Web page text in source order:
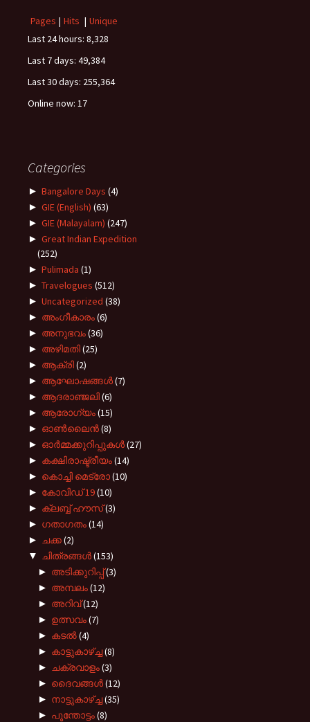
Pages | Hits | Unique
Last 24 hours: 8,328
Last 7 days: 49,384
Last 30 days: 255,364
Online now: 17
Categories
► Bangalore Days (4)
► GIE (English) (63)
► GIE (Malayalam) (247)
► Great Indian Expedition
(252)
► Pulimada (1)
► Travelogues (512)
► Uncategorized (38)
► അംഗീകാരം(6)
► അനുഭവം(36)
► അഴിമതി(25)
► ആക്രി(2)
► ആഘോഷങ്ങൾ(7)
► ആദരാഞ്ജലി(6)
► ആരോഗ്യം(15)
► ഓൺലൈൻ(8)
► ഓർമ്മക്കുറിപ്പുകൾ(27)
► കക്ഷിരാഷ്ട്രീയം(14)
► കൊച്ചി മെട്രോ(10)
► കോവിഡ് 19(10)
► ക്ലബ്ബ് ഹൗസ്(3)
► ഗതാഗതം(14)
► ചക്ക(2)
▼ ചിത്രങ്ങൾ(153)
► അടിക്കുറിപ്പ്(3)
► അമ്പലം(12)
► അറിവ്(12)
► ഉത്സവം(7)
► കടല്‍(4)
► കാട്ടുകാഴ്ച്ച(8)
► ചക്രവാളം(3)
► ദൈവങ്ങള്‍(12)
► നാട്ടുകാഴ്‌ച്ച(35)
► പൂന്തോട്ടം(8)